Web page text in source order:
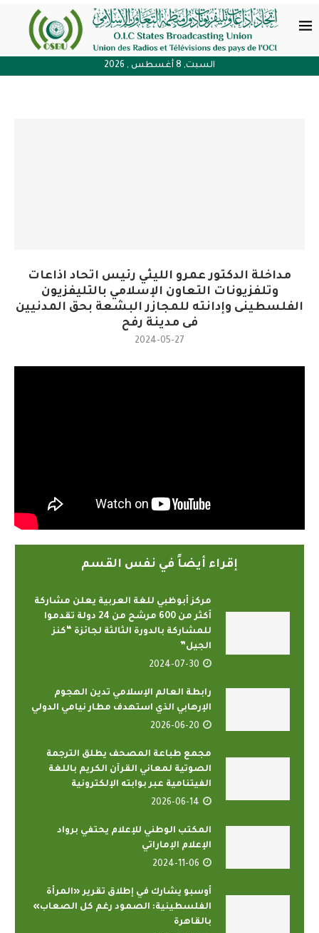
السبت, 8 أغسطس , 2026
مداخلة الدكتور عمرو الليثي رئيس اتحاد اذاعات
وتلفزيونات التعاون الإسلامي بالتليفزيون
الفلسطينى وإدانته للمجازر البشعة بحق المدنيين
فى مدينة رفح
2024-05-27
إقراء أيضاً في نفس القسم
مركز أبوظبي للغة العربية يعلن مشاركة
أكثر من 600 مرشح من 24 دولة تقدموا
للمشاركة بالدورة الثالثة لجائزة “كنز
الجيل”
2024-07-30
رابطة العالم الإسلامي تدين الهجوم
الإرهابي الذي استهدف مطار نيامي الدولي
2026-06-20
مجمع طباعة المصحف يطلق الترجمة
الصوتية لمعاني القرآن الكريم باللغة
الفيتنامية عبر بوابته الإلكترونية
2026-06-14
المكتب الوطني للإعلام يحتفي برواد
الإعلام الإماراتي
2024-11-06
أوسبو يشارك في إطلاق تقرير «المرأة
الفلسطينية: الصمود رغم كل الصعاب»
بالقاهرة